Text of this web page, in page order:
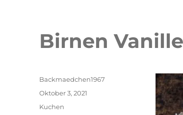
Birnen
Autor
Backmaedchen1967
Veröffentlicht
Oktober 3, 2021
Kategorien
Kuchen